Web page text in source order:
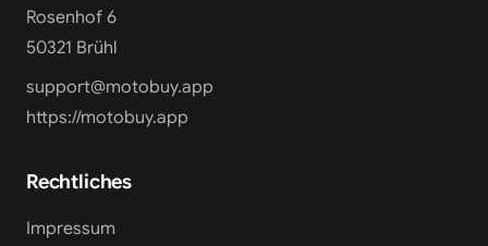
Rosenhof 6
50321 Brühl
support@motobuy.app
https://motobuy.app
Rechtliches
Impressum